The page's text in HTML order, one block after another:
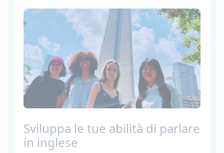
Sviluppa le tue abilità di parlare
in inglese